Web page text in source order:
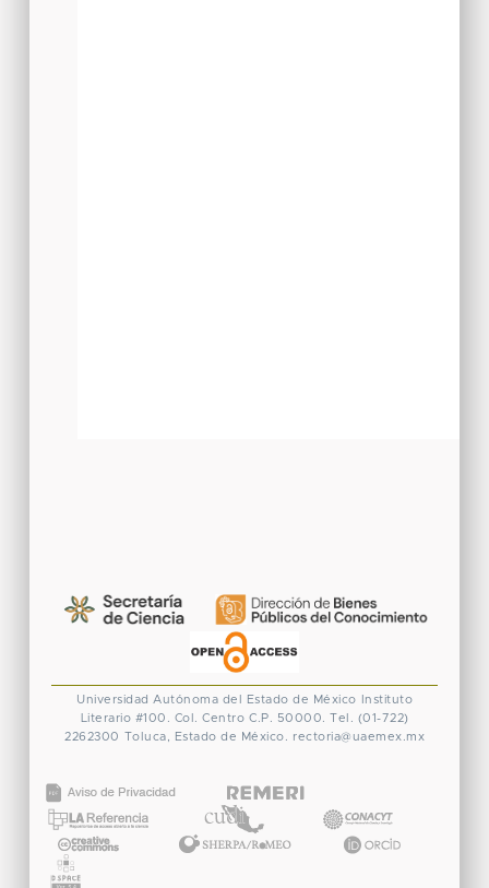
Universidad Autónoma del Estado de México
Instituto
Literario #100. Col. Centro C.P. 50000. Tel. (01-722)
2262300 Toluca, Estado de México. rectoria@uaemex.mx